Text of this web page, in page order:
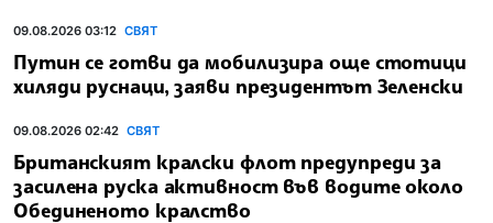
09.08.2026 03:12 СВЯТ
Путин се готви да мобилизира още стотици
хиляди руснаци, заяви президентът Зеленски
09.08.2026 02:42 СВЯТ
Британският кралски флот предупреди за
засилена руска активност във водите около
Обединеното кралство